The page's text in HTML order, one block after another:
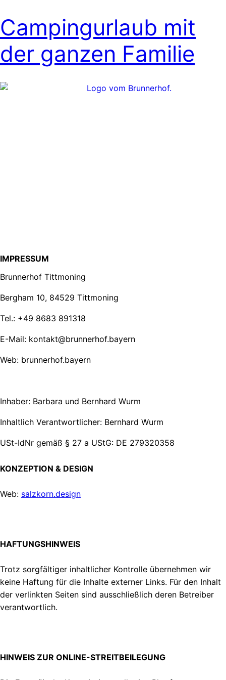
Campingurlaub mit
der ganzen Familie
IMPRESSUM
Brunnerhof Tittmoning
Bergham 10, 84529 Tittmoning
Tel.: +49 8683 891318
E-Mail: kontakt@brunnerhof.bayern
Web: brunnerhof.bayern
Inhaber: Barbara und Bernhard Wurm
Inhaltlich Verantwortlicher: Bernhard Wurm
USt-IdNr gemäß § 27 a UStG: DE 279320358
KONZEPTION & DESIGN
Web: salzkorn.design
HAFTUNGSHINWEIS
Trotz sorgfältiger inhaltlicher Kontrolle übernehmen wir
keine Haftung für die Inhalte externer Links. Für den Inhalt
der verlinkten Seiten sind ausschließlich deren Betreiber
verantwortlich.
HINWEIS ZUR ONLINE-STREITBEILEGUNG